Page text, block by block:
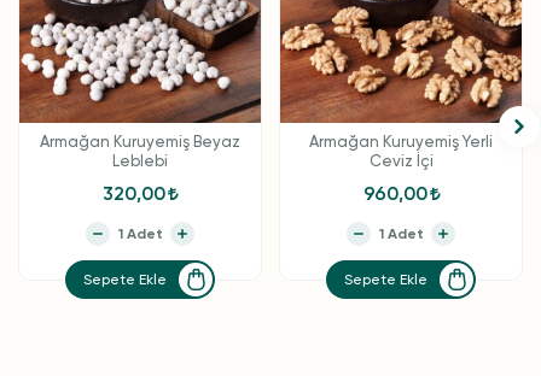
Armağan Kuruyemiş Beyaz
Leblebi
320,00
Sepete Ekle
Armağan Kuruyemiş Yerli
Ceviz İçi
960,00
Sepete Ekle